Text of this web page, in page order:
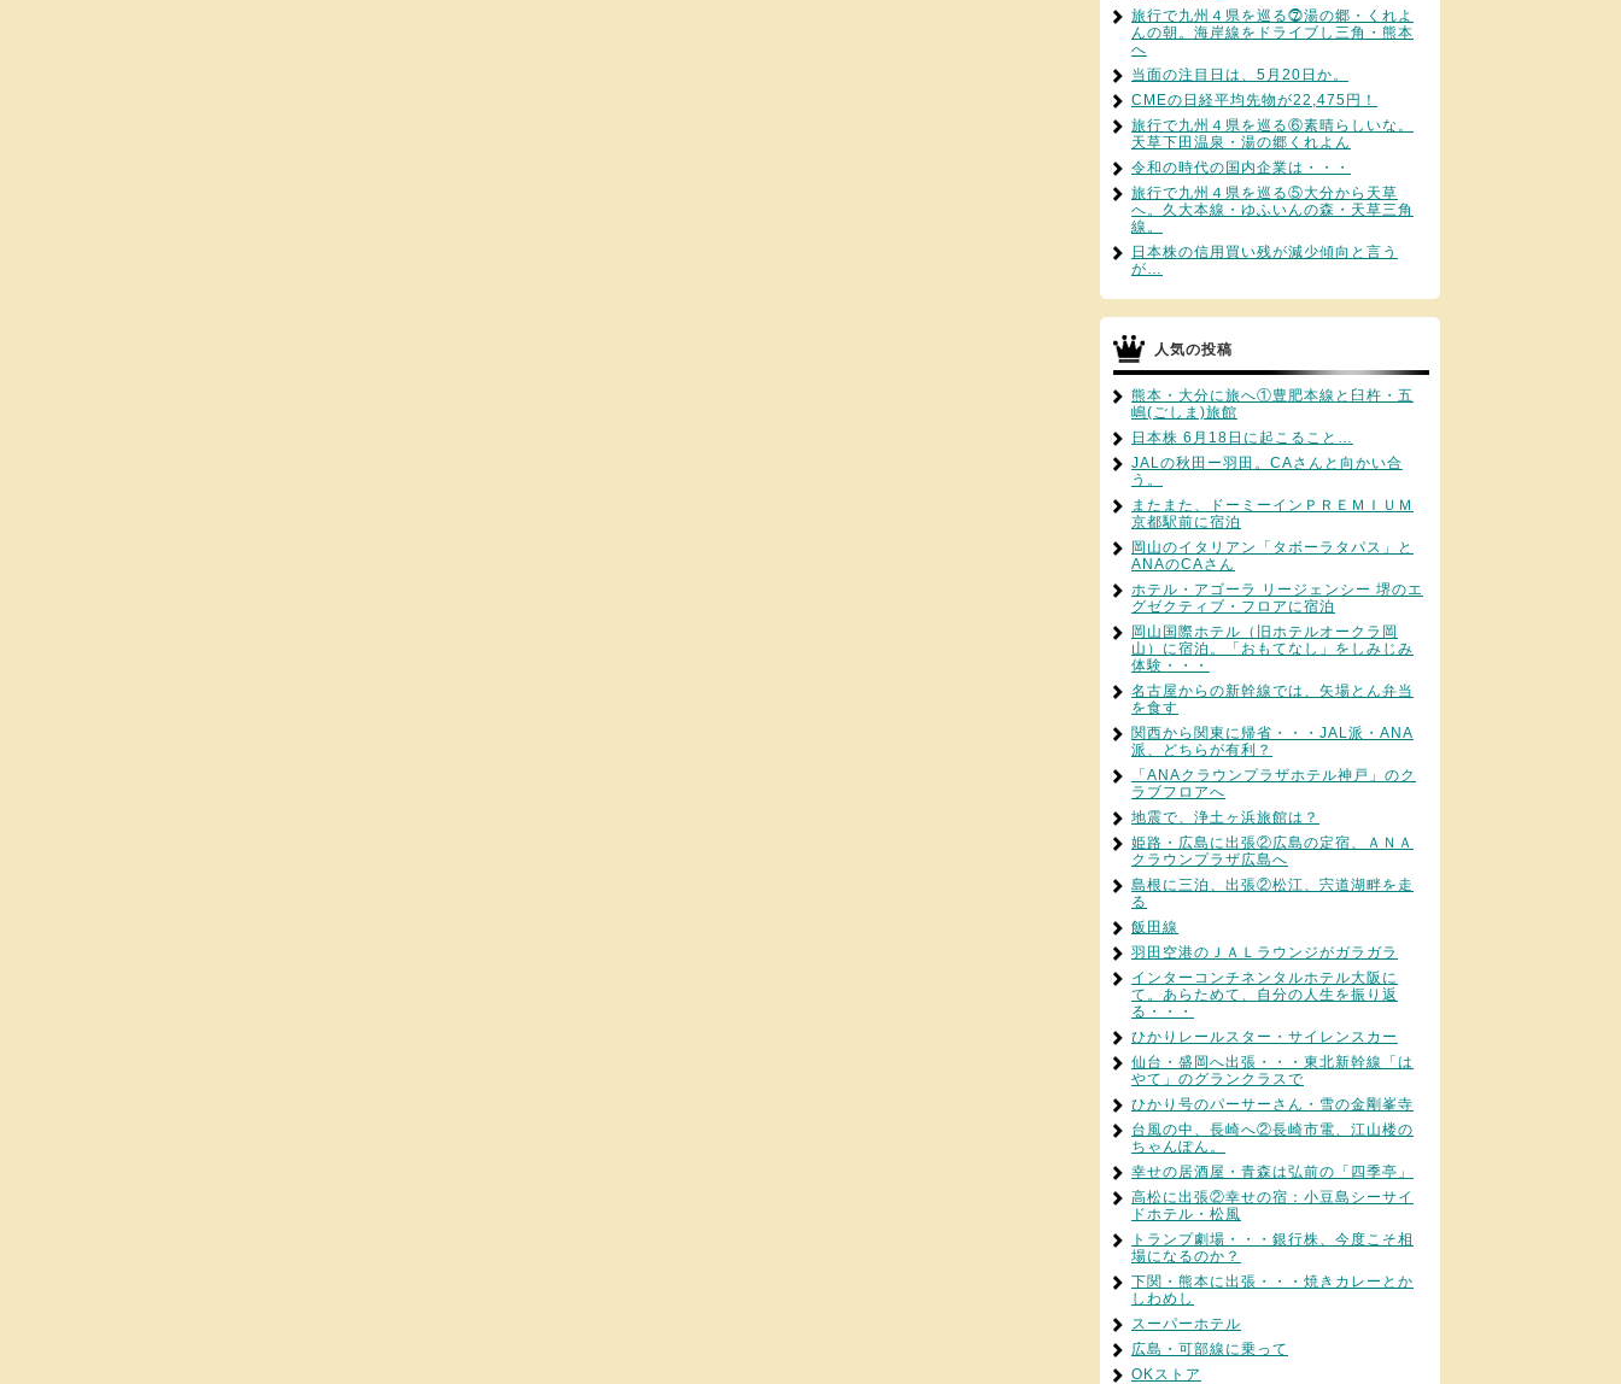
旅行で九州４県を巡る⓻湯の郷・くれよ
んの朝。海岸線をドライブし三角・熊本
へ
当面の注目日は、5月20日か。
CMEの日経平均先物が22,475円！
旅行で九州４県を巡る⑥素晴らしいな。
天草下田温泉・湯の郷くれよん
令和の時代の国内企業は・・・
旅行で九州４県を巡る⑤大分から天草
へ。久大本線・ゆふいんの森・天草三角
線。
日本株の信用買い残が減少傾向と言う
が…
人気の投稿
熊本・大分に旅へ①豊肥本線と臼杵・五
嶋(ごしま)旅館
日本株 6月18日に起こること…
JALの秋田ー羽田。CAさんと向かい合
う。
またまた、ドーミーインＰＲＥＭＩＵＭ
京都駅前に宿泊
岡山のイタリアン「タボーラタパス」と
ANAのCAさん
ホテル・アゴーラ リージェンシー 堺のエ
グゼクティブ・フロアに宿泊
岡山国際ホテル（旧ホテルオークラ岡
山）に宿泊。「おもてなし」をしみじみ
体験・・・
名古屋からの新幹線では、矢場とん弁当
を食す
関西から関東に帰省・・・JAL派・ANA
派、どちらが有利？
「ANAクラウンプラザホテル神戸」のク
ラブフロアへ
地震で、浄土ヶ浜旅館は？
姫路・広島に出張②広島の定宿、ＡＮＡ
クラウンプラザ広島へ
島根に三泊、出張②松江、宍道湖畔を走
る
飯田線
羽田空港のＪＡＬラウンジがガラガラ
インターコンチネンタルホテル大阪に
て。あらためて、自分の人生を振り返
る・・・
ひかりレールスター・サイレンスカー
仙台・盛岡へ出張・・・東北新幹線「は
やて」のグランクラスで
ひかり号のパーサーさん・雪の金剛峯寺
台風の中、長崎へ②長崎市電、江山楼の
ちゃんぽん。
幸せの居酒屋・青森は弘前の「四季亭」
高松に出張②幸せの宿：小豆島シーサイ
ドホテル・松風
トランプ劇場・・・銀行株、今度こそ相
場になるのか？
下関・熊本に出張・・・焼きカレーとか
しわめし
スーパーホテル
広島・可部線に乗って
OKストア